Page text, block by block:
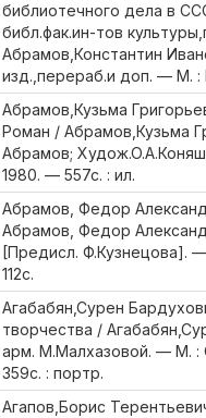
библиотечного дела в
библ.фак.ин-тов
Абрамов,Константин
изд.,перераб.и доп. — М. :
Абрамов,Кузьма
Роман / Абрамов,Кузьма
Абрамов;
1980. — 557с. : ил.
Абрамов, Федор
Абрамов, Федор
[Предисл. Ф.Кузнецова].
112с.
Агабабян,Сурен
творчества /
арм. М.Малхазовой. — М. :
359с. : портр.
Агапов,Борис